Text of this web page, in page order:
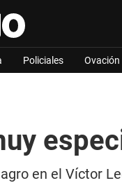
Policiales Ovación
en el Víctor